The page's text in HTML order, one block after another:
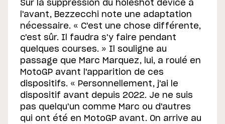
Sur la suppression du holeshot device à
l'avant, Bezzecchi note une adaptation
nécessaire. « C'est une chose différente,
c'est sûr. Il faudra s'y faire pendant
quelques courses. » Il souligne au
passage que Marc Marquez, lui, a roulé en
MotoGP avant l'apparition de ces
dispositifs. « Personnellement, j'ai le
dispositif avant depuis 2022. Je ne suis
pas quelqu'un comme Marc ou d'autres
qui ont été en MotoGP avant. On arrive au